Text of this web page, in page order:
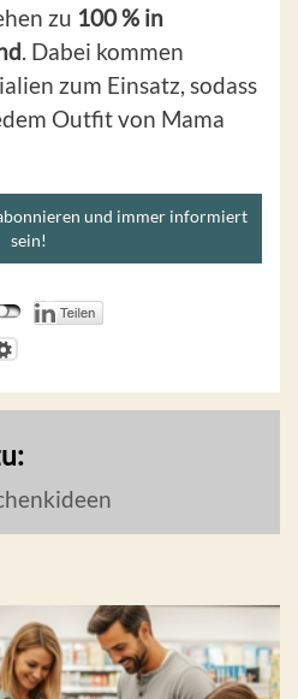
zu 100 % in
. Dabei kommen
zum Einsatz, sodass
Outfit von Mama
und immer informiert
sein!